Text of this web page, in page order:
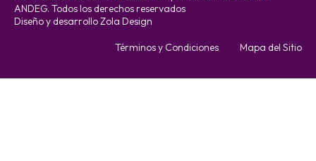
ANDEG. Todos los derechos reservados
Diseño y desarrollo Zola Design
Términos y Condiciones Mapa del Sitio